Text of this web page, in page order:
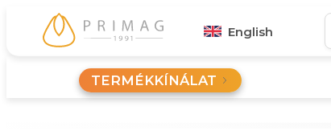
English
TERMÉKKÍNÁLAT